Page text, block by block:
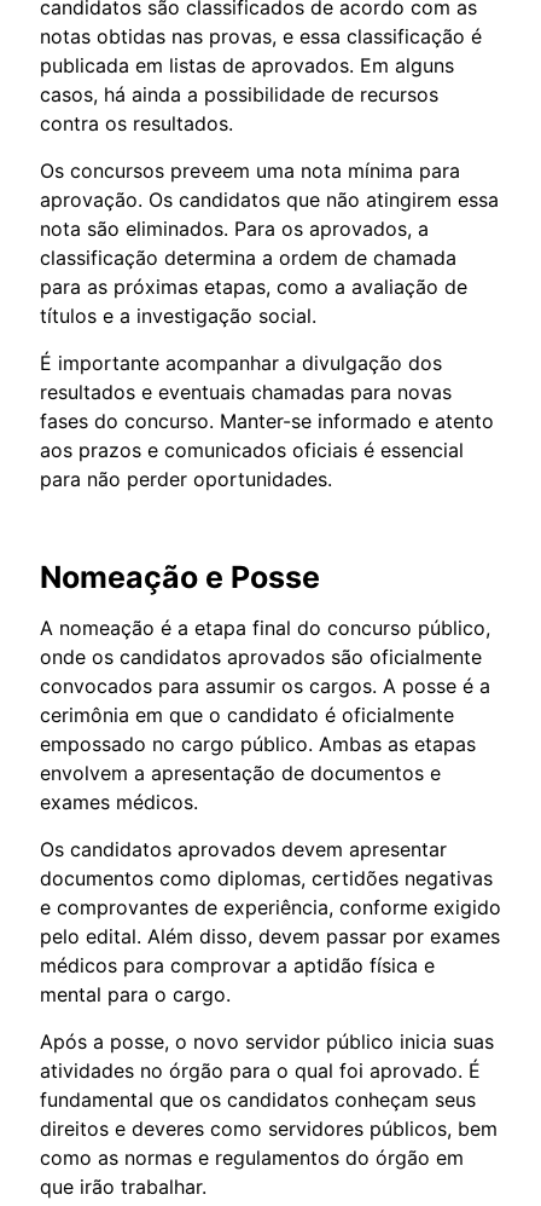
candidatos são classificados de acordo com as
notas obtidas nas provas, e essa classificação é
publicada em listas de aprovados. Em alguns
casos, há ainda a possibilidade de recursos
contra os resultados.
Os concursos preveem uma nota mínima para
aprovação. Os candidatos que não atingirem essa
nota são eliminados. Para os aprovados, a
classificação determina a ordem de chamada
para as próximas etapas, como a avaliação de
títulos e a investigação social.
É importante acompanhar a divulgação dos
resultados e eventuais chamadas para novas
fases do concurso. Manter-se informado e atento
aos prazos e comunicados oficiais é essencial
para não perder oportunidades.
Nomeação e Posse
A nomeação é a etapa final do concurso público,
onde os candidatos aprovados são oficialmente
convocados para assumir os cargos. A posse é a
cerimônia em que o candidato é oficialmente
empossado no cargo público. Ambas as etapas
envolvem a apresentação de documentos e
exames médicos.
Os candidatos aprovados devem apresentar
documentos como diplomas, certidões negativas
e comprovantes de experiência, conforme exigido
pelo edital. Além disso, devem passar por exames
médicos para comprovar a aptidão física e
mental para o cargo.
Após a posse, o novo servidor público inicia suas
atividades no órgão para o qual foi aprovado. É
fundamental que os candidatos conheçam seus
direitos e deveres como servidores públicos, bem
como as normas e regulamentos do órgão em
que irão trabalhar.